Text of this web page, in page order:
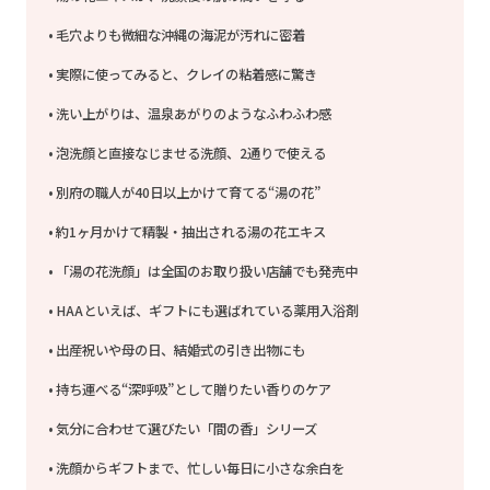
毛穴よりも微細な沖縄の海泥が汚れに密着
実際に使ってみると、クレイの粘着感に驚き
洗い上がりは、温泉あがりのようなふわふわ感
泡洗顔と直接なじませる洗顔、2通りで使える
別府の職人が40日以上かけて育てる“湯の花”
約1ヶ月かけて精製・抽出される湯の花エキス
「湯の花洗顔」は全国のお取り扱い店舗でも発売中
HAAといえば、ギフトにも選ばれている薬用入浴剤
出産祝いや母の日、結婚式の引き出物にも
持ち運べる“深呼吸”として贈りたい香りのケア
気分に合わせて選びたい「間の香」シリーズ
洗顔からギフトまで、忙しい毎日に小さな余白を